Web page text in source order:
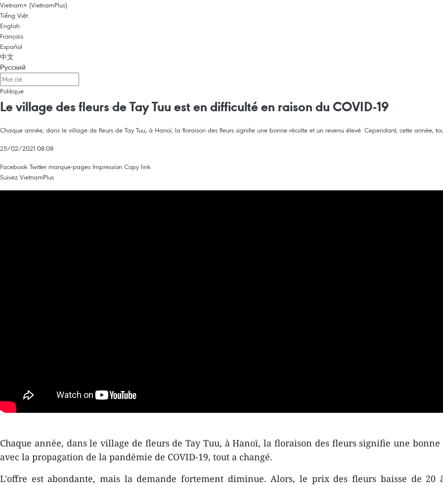
Vietnam+ (VietnamPlus)
Tiếng Việt
English
Français
Español
中文
Русский
Politique
Le village des fleurs de Tay Tuu est en difficulté en raison du COVID-19
Chaque année, dans le village de fleurs de Tay Tuu, à Hanoï, la floraison des fleurs signifie une bonne récolte et un revenu élevé. Cependant, cette année,
25/02/2021 08:08
Facebook Twitter marque-pages Impression Copy link
Suivez VietnamPlus
Chaque année, dans le village de fleurs de Tay Tuu, à Hanoï, la floraison des fleurs signifie une
avec la propagation de la pandémie de COVID-19, tout a changé.
L'offre est abondante, mais la demande fortement diminue. Alors, le prix des fleurs baisse de